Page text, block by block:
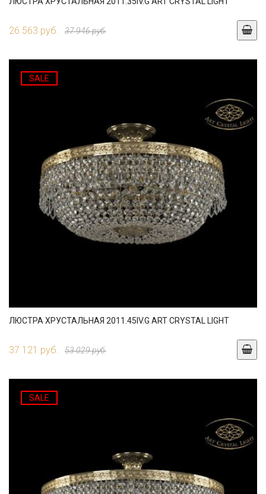
26 563 руб. 37 946 руб.
SALE
ЛЮСТРА ХРУСТАЛЬНАЯ 2011.45IV.G ART CRYSTAL LIGHT
37 121 руб. 53 029 руб.
SALE